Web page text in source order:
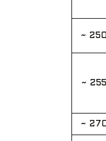
~
~ 255
~